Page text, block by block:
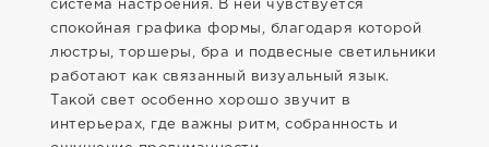
система настроения. В ней чувствуется
спокойная графика формы, благодаря которой
люстры, торшеры, бра и подвесные светильники
работают как связанный визуальный язык.
Такой свет особенно хорошо звучит в
интерьерах, где важны ритм, собранность и